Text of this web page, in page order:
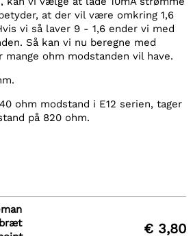
at der vil være omkring 1,6
vi så laver 9 - 1,6 ender vi med
Så kan vi nu beregne med
mange ohm modstanden vil have.
ohm modstand i E12 serien, tager
på 820 ohm.
€ 3,80